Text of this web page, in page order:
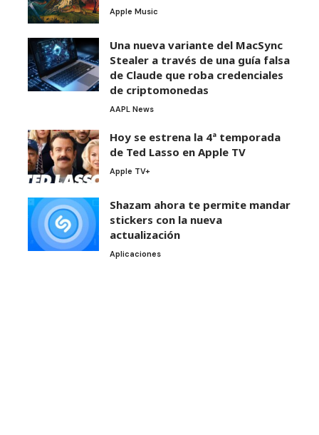
Apple Music
Una nueva variante del MacSync
Stealer a través de una guía falsa
de Claude que roba credenciales
de criptomonedas
AAPL News
Hoy se estrena la 4ª temporada
de Ted Lasso en Apple TV
Apple TV+
Shazam ahora te permite mandar
stickers con la nueva
actualización
Aplicaciones